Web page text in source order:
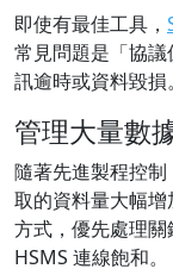
即使有最佳工具，
常見問題是「協
訊逾時或資料毀損。
管理大量數
隨著先進製程控
取的資料量大幅增
方式，優先處理
HSMS 連線飽和。